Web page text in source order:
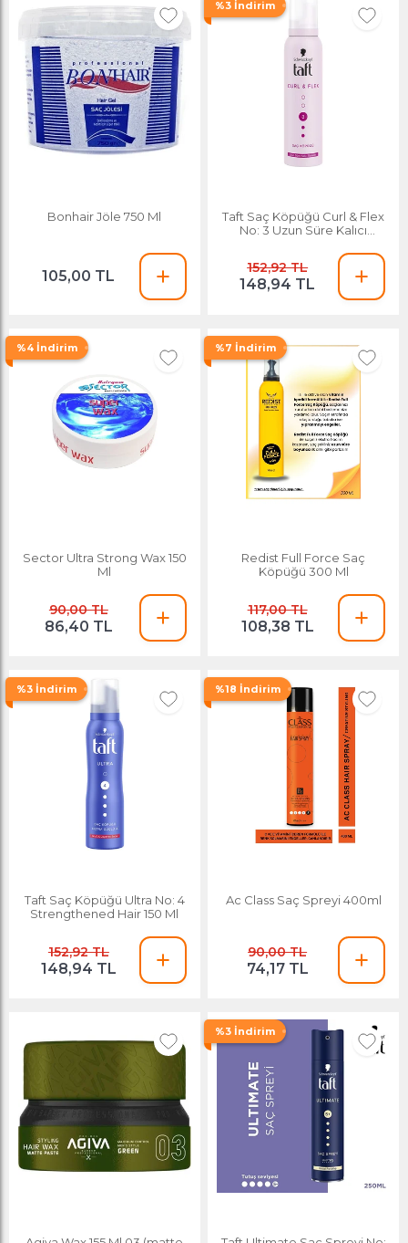
Bonhair Jöle 750 Ml
105,00 TL
%3 İndirim
Taft Saç Köpüğü Curl & Flex
No: 3 Uzun Süre Kalıcı
152,92 TL
148,94 TL
%4 İndirim
Sector Ultra Strong Wax 150
Ml
90,00 TL
86,40 TL
%7 İndirim
Redist Full Force Saç
Köpüğü 300 Ml
117,00 TL
108,38 TL
%3 İndirim
Taft Saç Köpüğü Ultra No: 4
Strengthened Hair 150 Ml
152,92 TL
148,94 TL
%18 İndirim
Ac Class Saç Spreyi 400ml
90,00 TL
74,17 TL
%3 İndirim